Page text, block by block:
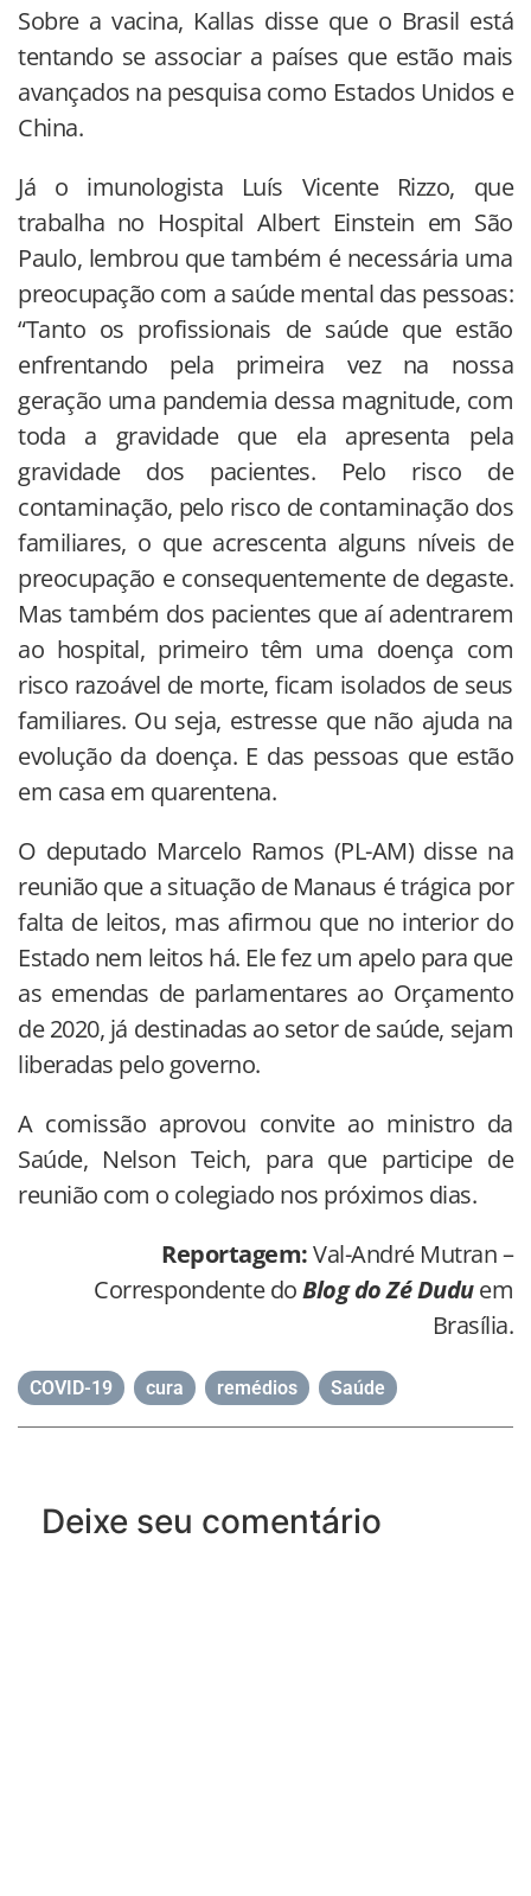
Sobre a vacina, Kallas disse que o Brasil está
tentando se associar a países que estão mais
avançados na pesquisa como Estados Unidos e
China.
Já o imunologista Luís Vicente Rizzo, que
trabalha no Hospital Albert Einstein em São
Paulo, lembrou que também é necessária uma
preocupação com a saúde mental das pessoas:
“Tanto os profissionais de saúde que estão
enfrentando pela primeira vez na nossa
geração uma pandemia dessa magnitude, com
toda a gravidade que ela apresenta pela
gravidade dos pacientes. Pelo risco de
contaminação, pelo risco de contaminação dos
familiares, o que acrescenta alguns níveis de
preocupação e consequentemente de degaste.
Mas também dos pacientes que aí adentrarem
ao hospital, primeiro têm uma doença com
risco razoável de morte, ficam isolados de seus
familiares. Ou seja, estresse que não ajuda na
evolução da doença. E das pessoas que estão
em casa em quarentena.
O deputado Marcelo Ramos (PL-AM) disse na
reunião que a situação de Manaus é trágica por
falta de leitos, mas afirmou que no interior do
Estado nem leitos há. Ele fez um apelo para que
as emendas de parlamentares ao Orçamento
de 2020, já destinadas ao setor de saúde, sejam
liberadas pelo governo.
A comissão aprovou convite ao ministro da
Saúde, Nelson Teich, para que participe de
reunião com o colegiado nos próximos dias.
Reportagem:Val-André Mutran –
Correspondente doBlog do Zé Duduem
Brasília.
COVID-19 cura remédios Saúde
Deixe seu comentário